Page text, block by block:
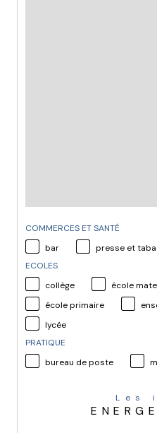
COMMERCES ET SANTÉ
bar
presse et
ECOLES
collège
école
école primaire
lycée
PRATIQUE
bureau de poste
Les